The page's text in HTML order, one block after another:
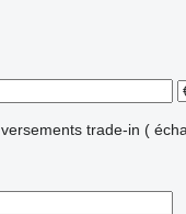
trade-in (